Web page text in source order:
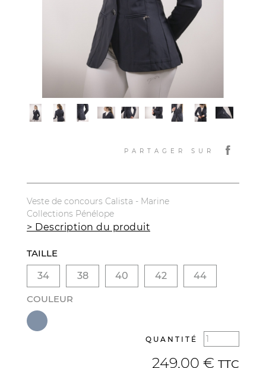
PARTAGER SUR
Veste de concours Calista - Marine
Collections Pénélope
> Description du produit
TAILLE
34
38 40 42 44
COULEUR
QUANTITÉ
249,00 € TTC